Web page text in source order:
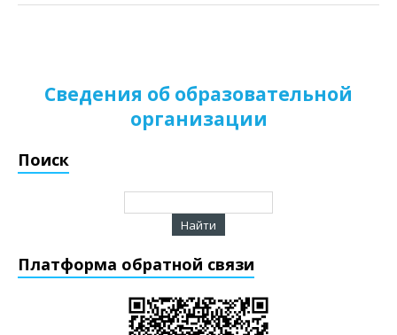
Сведения об образовательной
организации
Поиск
Платформа обратной связи